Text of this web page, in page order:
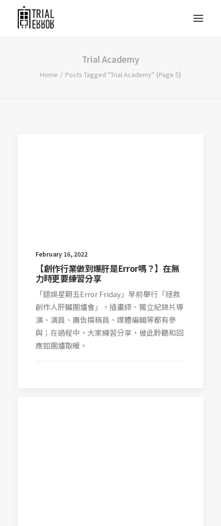
Trial Academy
Home Posts Tagged "Trial Academy" (Page 5)
February 16, 2022
【創作行業做到爆肝是Error嗎？】在無
力時更要練習分享
「錯誤星期五Error Friday」早前舉行「拯救
創作人肝臟圍爐會」，插畫師、獨立紀錄片導
演、演員、廣告撰稿員、媒體編輯等都有參
與；在過程中，大家練習分享，彼此聆聽和回
應如圍爐取暖。